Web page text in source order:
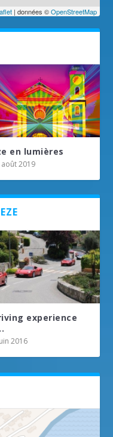
| données ©OpenStreetMap
en lumières
août 2019
experience
2016